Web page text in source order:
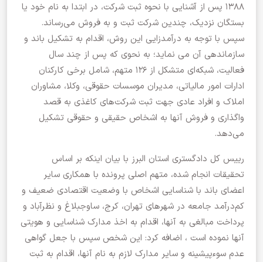
۱۳۸۸ پس از آشنایی با نحوه ثبت شرکت، در ابتدا به نام خود یا
بستگان نزدیک، چندین شرکت ثبت و به فروش می‌رساند.
سپس با توجه به درآمدزایی این روش، اقدام به تشکیل باند و
سازماندهی آن می نماید؛ به نحوی که پس از چند سال
فعالیت، شبکه‌ای متشکل از ۱۲۶ متهم، شامل برخی کارکنان
ادارات امور مالیاتی، مدیران موسسات حقوقی، وکلا، مشاوران
املاک و افراد عادی جهت ثبت شرکت‌های کاغذی به قصد
واگذاری و فروش آنها به اشخاص حقیقی و حقوقی تشکیل
می‌دهد.
رییس کل دادگستری استان البرز با بیان اینکه بر اساس
تحقیقات انجام شده، متهم اصلی پرونده با همکاری سایر
اعضای باند با شناسایی اشخاص با وضعیت اقتصادی ضعیف و
کم‌درآمد جامعه در شهرهای تهران، کرج، ساوجبلاغ و نظرآباد و
پرداخت مبالغی به آنها، اقدام به اخذ مدارک شناسایی و هویتی
آنها نموده است ، اضافه کرد: این شخص سپس با جعل گواهی
عدم سوءپیشینه و سایر مدارک لازم به نام آنها، اقدام به ثبت